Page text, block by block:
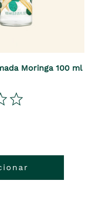
Moringa 100 ml